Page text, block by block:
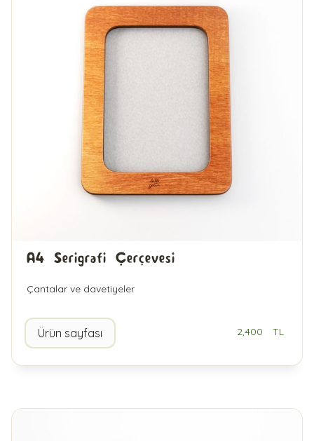
A4 Serigrafi Çerçevesi
Çantalar ve davetiyeler
Ürün sayfası 2,400 TL